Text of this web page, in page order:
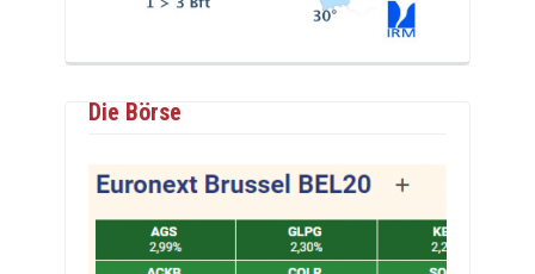
Die Börse